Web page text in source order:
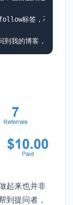
标签，不会传
到我的博客，还有少
起来也并非
到提问者，